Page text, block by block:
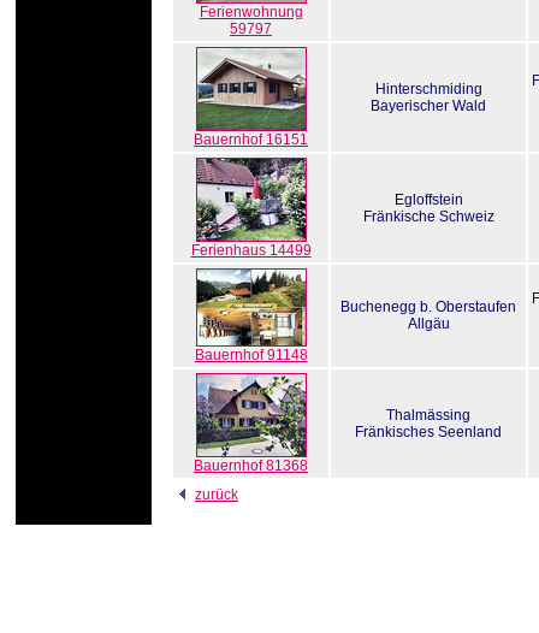
Ferienwohnung
59797
Bauernhof 16151
Hinterschmiding
Bayerischer Wald
Ferienhaus 14499
Egloffstein
Fränkische Schweiz
Bauernhof 91148
Buchenegg b. Oberstaufen
Allgäu
Bauernhof 81368
Thalmässing
Fränkisches Seenland
zurück